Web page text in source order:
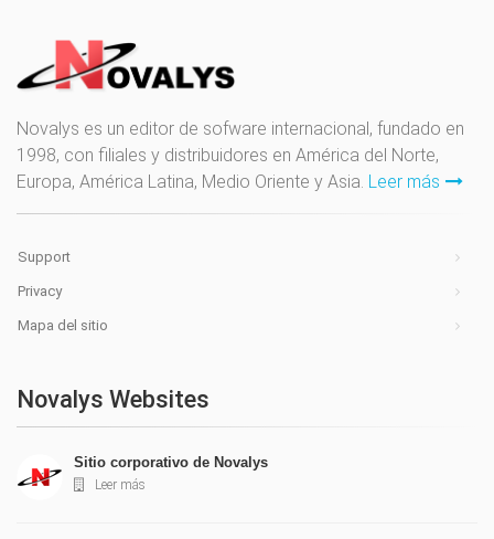
Novalys es un editor de sofware internacional, fundado en
1998, con filiales y distribuidores en América del Norte,
Europa, América Latina, Medio Oriente y Asia. Leer más
Support
Privacy
Mapa del sitio
Novalys Websites
Sitio corporativo de Novalys
Leer más